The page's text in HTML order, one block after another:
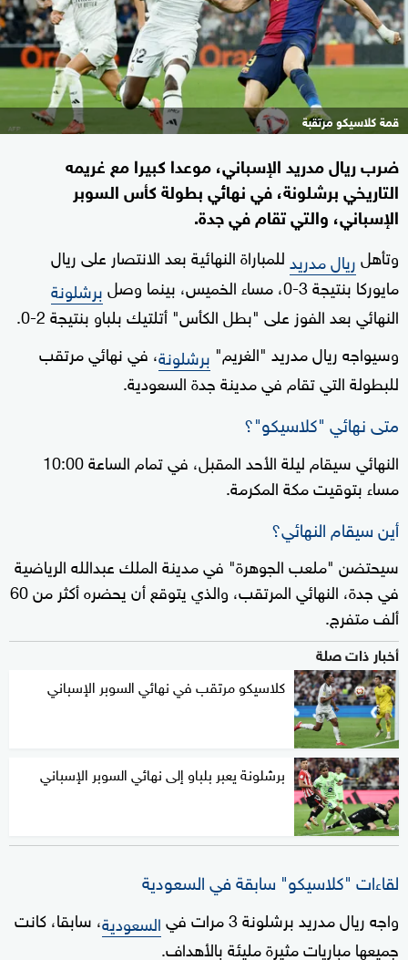
قمة كلاسيكو مرتقبة
ضرب ريال مدريد الإسباني، موعدا كبيرا مع غريمه
التاريخي برشلونة، في نهائي بطولة كأس السوبر
الإسباني، والتي تقام في جدة.
وتأهلريال مدريدللمباراة النهائية بعد الانتصار على ريال
مايوركا بنتيجة 3-0، مساء الخميس، بينما وصل
برشلونة
النهائي بعد الفوز على "بطل الكأس" أتلتيك بلباو بنتيجة 2-0.
وسيواجه ريال مدريد "الغريم" برشلونة، في نهائي مرتقب
للبطولة التي تقام في مدينة جدة السعودية.
متى نهائي "كلاسيكو"؟
النهائي سيقام ليلة الأحد المقبل، في تمام الساعة 10:00
مساء بتوقيت مكة المكرمة.
أين سيقام النهائي؟
سيحتضن "ملعب الجوهرة" في مدينة الملك عبدالله الرياضية
في جدة، النهائي المرتقب، والذي يتوقع أن يحضره أكثر من 60
ألف متفرج.
أخبار ذات صلة
كلاسيكو مرتقب في نهائي السوبر الإسباني
برشلونة يعبر بلباو إلى نهائي السوبر الإسباني
لقاءات "كلاسيكو" سابقة في السعودية
واجه ريال مدريد برشلونة 3 مرات في السعودية، سابقا، كانت
جميعها مباريات مثيرة مليئة بالأهداف.